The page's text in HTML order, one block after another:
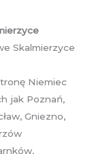
Skalmierzyce
Niemiec
jak Poznań,
Gniezno,